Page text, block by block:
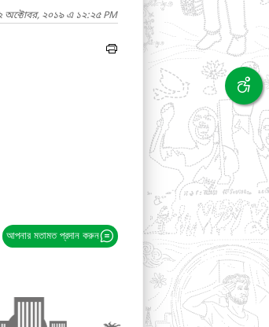
অক্টোবর, ২০১৯ এ ১২:২৫ PM
আপনার মতামত প্রদান করুন